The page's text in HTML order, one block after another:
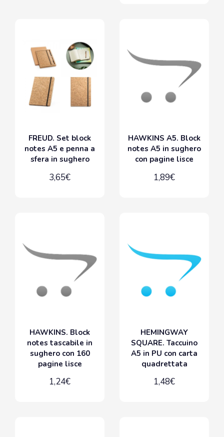
FREUD. Set block
notes A5 e penna a
sfera in sughero
3,65€
HAWKINS A5. Block
notes A5 in sughero
con pagine lisce
1,89€
HAWKINS. Block
notes tascabile in
sughero con 160
pagine lisce
1,24€
HEMINGWAY
SQUARE. Taccuino
A5 in PU con carta
quadrettata
1,48€